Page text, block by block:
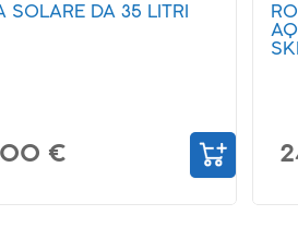
PULISCI PISCINA
€